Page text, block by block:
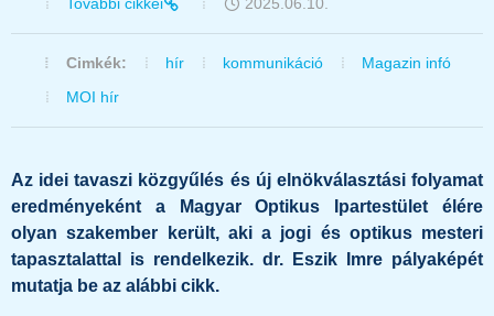
Cimkék: hír kommunikáció
Magazin infó
MOI hír
Az idei tavaszi közgyűlés és új elnökválasztási folyamat
eredményeként a Magyar Optikus Ipartestület élére
olyan szakember került, aki a jogi és optikus mesteri
tapasztalattal is rendelkezik. dr. Eszik Imre pályaképét
mutatja be az alábbi cikk.